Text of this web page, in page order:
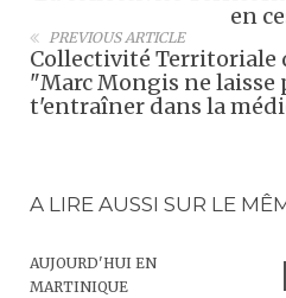
en
PREVIOUS ARTICLE
Collectivité Territoriale
"Marc Mongis ne laisse
t'entraîner dans la
A LIRE AUSSI SUR LE
AUJOURD'HUI EN
MARTINIQUE